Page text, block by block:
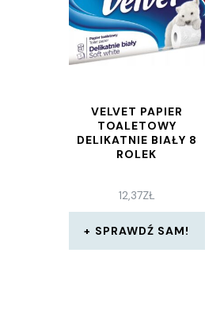
VELVET PAPIER
TOALETOWY
DELIKATNIE BIAŁY 8
ROLEK
12,37ZŁ
SPRAWDŹ SAM!